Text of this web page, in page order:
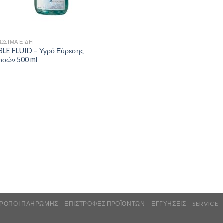
ΕΊΔΗ
FLUID – Υγρό Εύρεσης
500 ml
ΠΛΗΡΩΜΉΣ ΕΠΙΣΤΡΟΦΈΣ ΠΡΟΪΌΝΤΩΝ ΕΓΓΥΉΣΕΙΣ – SERVICE